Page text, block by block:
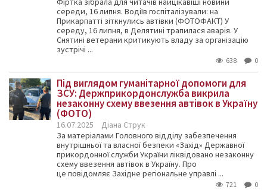
середи, 16 липня. Водіїв госпіталізували: на
Прикарпатті зіткнулись автівки (ФОТОФАКТ) У
середу, 16 липня, в Делятині трапилася аварія. У
Снятині ветерани критикують владу за організацію
зустрічі ...
638 0
Під виглядом гуманітарної допомоги для
ЗСУ: Держприкордонслужба викрила
незаконну схему ввезення автівок в Україну
(ФОТО)
16.07.2025
Діана Струк
За матеріалами Головного відділу забезпечення
внутрішньої та власної безпеки «Захід» Державної
прикордонної служби України ліквідовано незаконну
схему ввезення автівок в Україну. Про
це повідомляє Західне регіональне управлі ...
721 0